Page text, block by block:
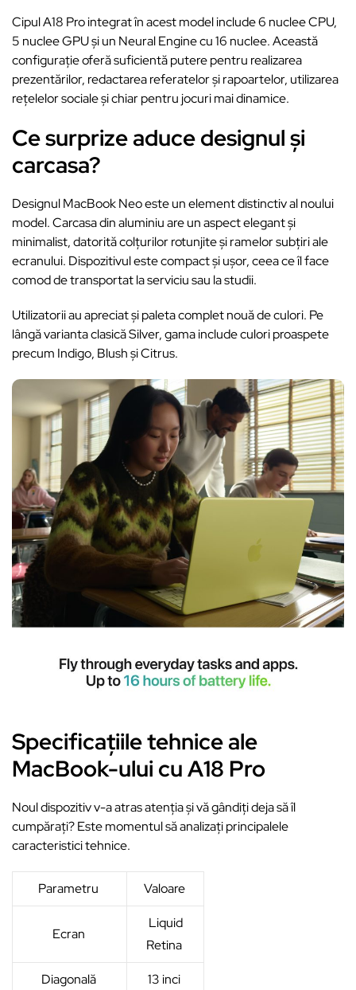
Cipul A18 Pro integrat în acest model include 6 nuclee CPU,
5 nuclee GPU și un Neural Engine cu 16 nuclee. Această
configurație oferă suficientă putere pentru realizarea
prezentărilor, redactarea referatelor și rapoartelor, utilizarea
rețelelor sociale și chiar pentru jocuri mai dinamice.
Ce surprize aduce designul și
carcasa?
Designul MacBook Neo este un element distinctiv al noului
model. Carcasa din aluminiu are un aspect elegant și
minimalist, datorită colțurilor rotunjite și ramelor subțiri ale
ecranului. Dispozitivul este compact și ușor, ceea ce îl face
comod de transportat la serviciu sau la studii.
Utilizatorii au apreciat și paleta complet nouă de culori. Pe
lângă varianta clasică Silver, gama include culori proaspete
precum Indigo, Blush și Citrus.
Specificațiile tehnice ale
MacBook-ului cu A18 Pro
Noul dispozitiv v-a atras atenția și vă gândiți deja să îl
cumpărați? Este momentul să analizați principalele
caracteristici tehnice.
Parametru Valoare
Ecran
Liquid
Retina
Diagonală 13 inci